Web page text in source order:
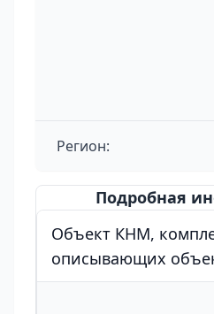
Регион:
Подробная
Объект КНМ,
описывающих